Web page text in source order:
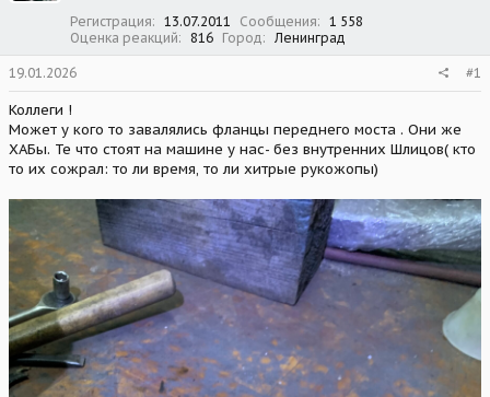
а
л
а
Регистрация 13.07.2011 Сообщения
1 558
Оценка реакций
816 Город Ленинград
19.01.2026 #1
Коллеги !
Может у кого то завалялись фланцы переднего моста . Они же
ХАБы. Те что стоят на машине у нас- без внутренних Шлицов( кто
то их сожрал: то ли время, то ли хитрые рукожопы)